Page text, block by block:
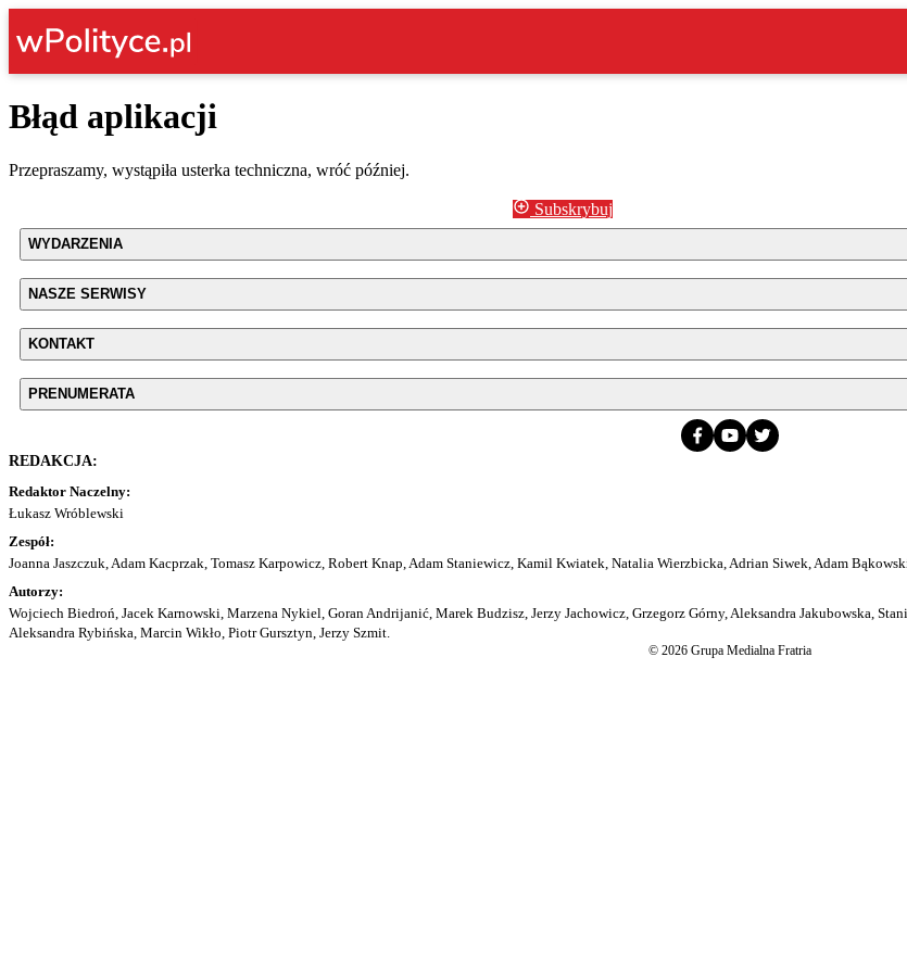
Błąd aplikacji
Przepraszamy, wystąpiła usterka techniczna, wróć później.
Subskrybuj
WYDARZENIA
NASZE SERWISY
KONTAKT
PRENUMERATA
REDAKCJA:
Redaktor Naczelny:
Łukasz Wróblewski
Zespół:
Joanna Jaszczuk, Adam Kacprzak, Tomasz Karpowicz, Robert Knap, Adam Staniewicz, Kamil Kwiatek, Natalia Wierzbicka, Adrian Siwek, Adam
Autorzy:
Wojciech Biedroń, Jacek Karnowski, Marzena Nykiel, Goran Andrijanić, Marek Budzisz, Jerzy Jachowicz, Grzegorz Górny, Aleksandra Jakubowska,
Aleksandra Rybińska, Marcin Wikło, Piotr Gursztyn, Jerzy Szmit.
© 2026 Grupa Medialna Fratria